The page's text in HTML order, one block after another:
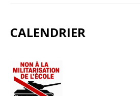
CALENDRIER